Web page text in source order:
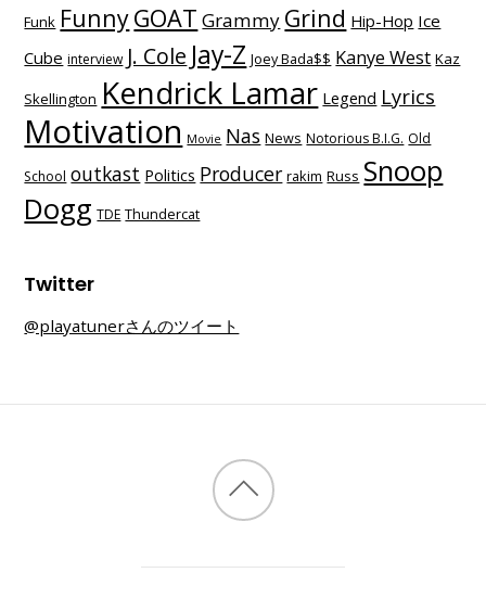
Funk FunnyGOAT Grammy Grind Hip-Hop Ice
Cube interview J. Cole Jay-Z Joey Bada$$ Kanye West Kaz
Skellington Kendrick Lamar Legend Lyrics
Motivation Movie Nas News Notorious B.I.G. Old
School outkast Politics Producer rakim Russ Snoop
Dogg TDE Thundercat
Twitter
@playatunerさんのツイート